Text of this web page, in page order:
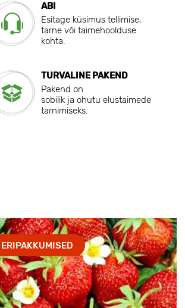
ABI
Esitage küsimus tellimise,
tarne või taimehoolduse
kohta.
TURVALINE PAKEND
Pakend on
sobilik ja ohutu elustaimede
tarnimiseks.
ERIPAKKUMISED